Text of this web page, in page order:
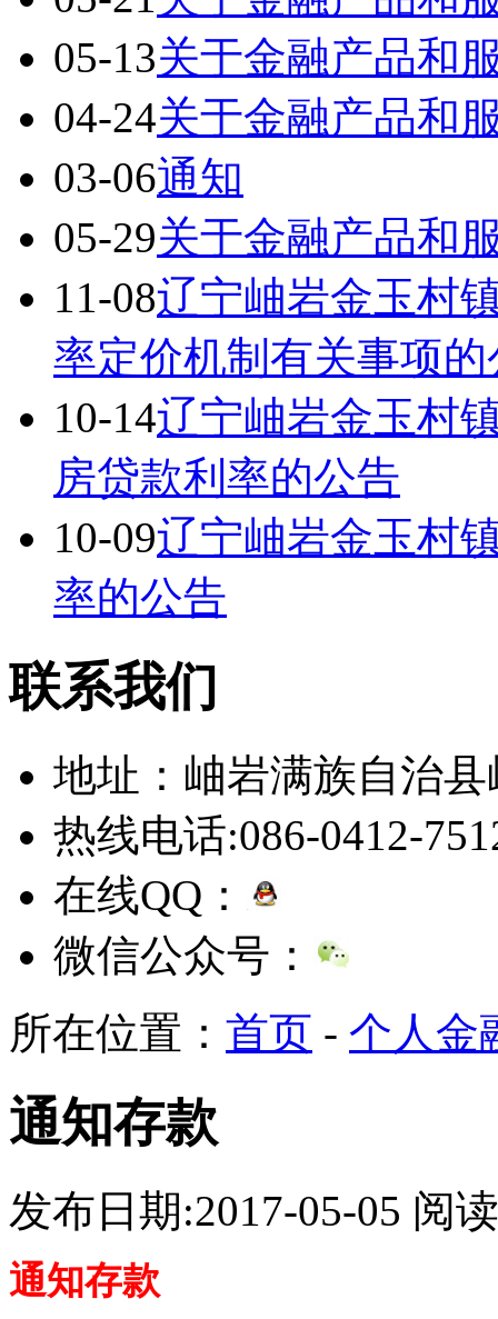
05-13关于金融产品和
04-24关于金融产品和
03-06通知
05-29关于金融产品和
11-08辽宁岫岩金玉村
率定价机制有关事项的
10-14辽宁岫岩金玉村
房贷款利率的公告
10-09辽宁岫岩金玉村
率的公告
联系我们
地址：岫岩满族自治
热线电话:086-0412-
在线QQ：
微信公众号：
所在位置： 首页 - 个人金
通知存款
发布日期:2017-05-05
通知存款